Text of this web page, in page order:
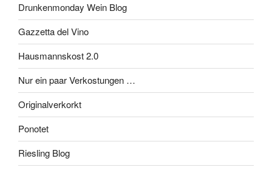
Drunkenmonday Wein Blog
Gazzetta del Vino
Hausmannskost 2.0
Nur ein paar Verkostungen …
Originalverkorkt
Ponotet
Riesling Blog